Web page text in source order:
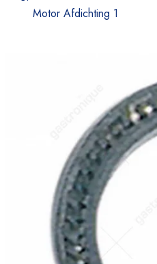
Motor Afdichting 1